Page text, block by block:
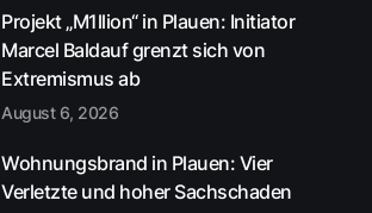
Projekt „M1llion“ in Plauen: Initiator
Marcel Baldauf grenzt sich von
Extremismus ab
August 6, 2026
Wohnungsbrand in Plauen: Vier
Verletzte und hoher Sachschaden